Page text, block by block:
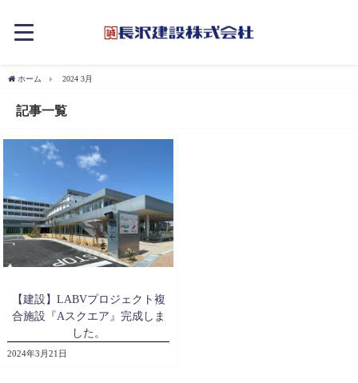
ホーム 2024 3月
記事一覧
【建設】LABVプロジェクト複
合施設『Aスクエア』完成しま
した。
2024年3月21日